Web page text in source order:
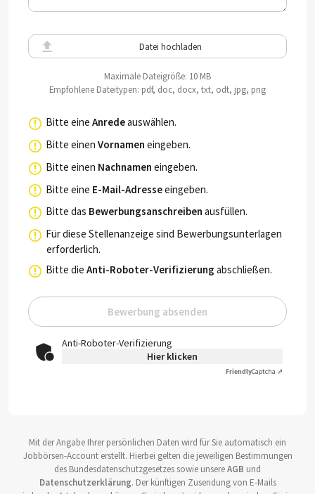
Datei hochladen
Maximale Dateigröße: 10 MB
Empfohlene Dateitypen: pdf, doc, docx, txt, odt, jpg, png
Bitte eine Anredeauswählen.
Bitte einen Vornamen eingeben.
Bitte einen Nachnamen eingeben.
Bitte eine E-Mail-Adresseeingeben.
Bitte das Bewerbungsanschreiben ausfüllen.
Für diese Stellenanzeige sind Bewerbungsunterlagen
erforderlich.
Bitte die Anti-Roboter-Verifizierung abschließen.
Bewerbung absenden
Anti-Roboter-Verifizierung
Hier klicken
FriendlyCaptcha ⇗
Mit der Angabe Ihrer persönlichen Daten wird für Sie automatisch ein
Jobbörsen-Account erstellt. Hierbei gelten die jeweiligen Bestimmungen
des Bundesdatenschutzgesetzes sowie unsereAGB und
Datenschutzerklärung. Der künftigen Zusendung von E-Mails